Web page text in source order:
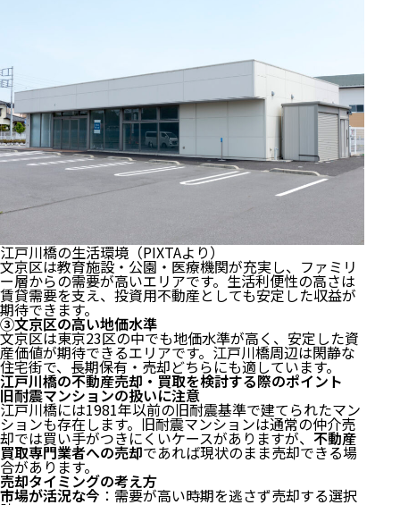
江戸川橋の生活環境（PIXTAより）
文京区は教育施設・公園・医療機関が充実し、ファミリ
ー層からの需要が高いエリアです。生活利便性の高さは
賃貸需要を支え、投資用不動産としても安定した収益が
期待できます。
③文京区の高い地価水準
文京区は東京23区の中でも地価水準が高く、安定した資
産価値が期待できるエリアです。江戸川橋周辺は閑静な
住宅街で、長期保有・売却どちらにも適しています。
江戸川橋の不動産売却・買取を検討する際のポイント
旧耐震マンションの扱いに注意
江戸川橋には1981年以前の旧耐震基準で建てられたマン
ションも存在します。旧耐震マンションは通常の仲介売
却では買い手がつきにくいケースがありますが、 不動産
買取専門業者への売却であれば現状のまま売却できる場
合があります。
売却タイミングの考え方
市場が活況な今 ：需要が高い時期を逃さず売却する選択